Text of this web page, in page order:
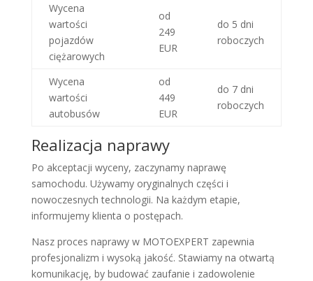
Wycena
wartości
pojazdów
ciężarowych
od
249
EUR
do 5 dni
roboczych
Wycena
wartości
autobusów
od
449
EUR
do 7 dni
roboczych
Realizacja naprawy
Po akceptacji wyceny, zaczynamy naprawę
samochodu. Używamy oryginalnych części i
nowoczesnych technologii. Na każdym etapie,
informujemy klienta o postępach.
Nasz proces naprawy w MOTOEXPERT zapewnia
profesjonalizm i wysoką jakość. Stawiamy na otwartą
komunikację, by budować zaufanie i zadowolenie